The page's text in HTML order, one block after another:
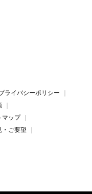
ライバシーポリシー
マップ
・ご要望